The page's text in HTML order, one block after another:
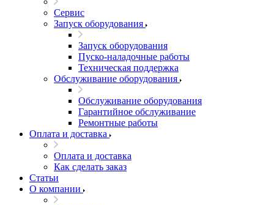
Сервис
Запуск оборудования
Запуск оборудования
Пуско-наладочные работы
Техническая поддержка
Обслуживание оборудования
Обслуживание оборудования
Гарантийное обслуживание
Ремонтные работы
Оплата и доставка
Оплата и доставка
Как сделать заказ
Статьи
О компании